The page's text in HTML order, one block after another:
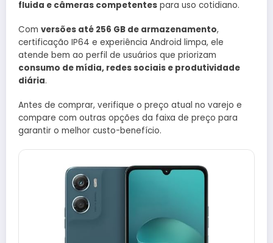
fluida e câmeras competentes para uso cotidiano.
Com versões até 256 GB de armazenamento,
certificação IP64 e experiência Android limpa, ele
atende bem ao perfil de usuários que priorizam
consumo de mídia, redes sociais e produtividade
diária.
Antes de comprar, verifique o preço atual no varejo e
compare com outras opções da faixa de preço para
garantir o melhor custo-benefício.